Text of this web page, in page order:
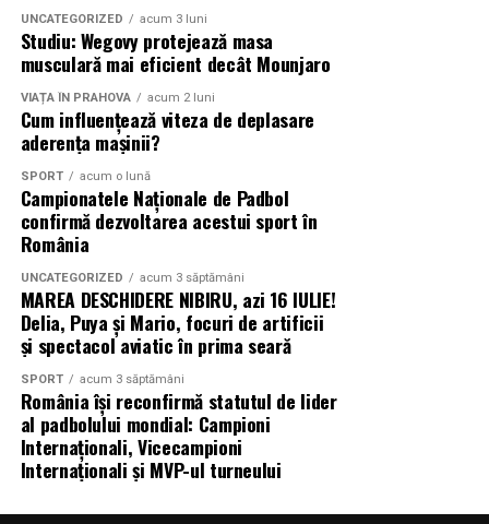
UNCATEGORIZED acum 3 luni
Studiu: Wegovy protejează masa
musculară mai eficient decât Mounjaro
VIAȚA ÎN PRAHOVA acum 2 luni
Cum influențează viteza de deplasare
aderența mașinii?
SPORT acum o lună
Campionatele Naționale de Padbol
confirmă dezvoltarea acestui sport în
România
UNCATEGORIZED acum 3 săptămâni
MAREA DESCHIDERE NIBIRU, azi 16 IULIE!
Delia, Puya și Mario, focuri de artificii
și spectacol aviatic în prima seară
SPORT acum 3 săptămâni
România își reconfirmă statutul de lider
al padbolului mondial: Campioni
Internaționali, Vicecampioni
Internaționali și MVP-ul turneului